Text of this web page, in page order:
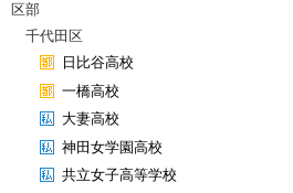
区部
千代田区
日比谷高校
一橋高校
大妻高校
神田女学園高校
共立女子高等学校